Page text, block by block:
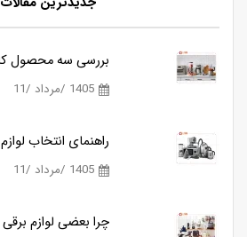
1405 /مرداد /11
1405 /مرداد /11